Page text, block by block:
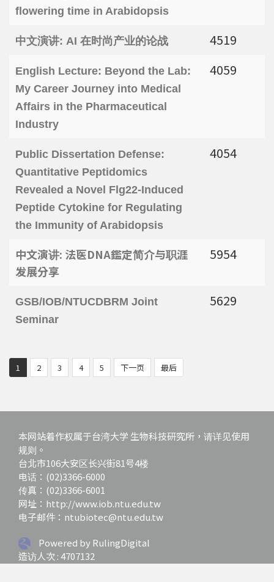
flowering time in Arabidopsis
中文演讲: AI 在时尚产业的论战 4519
English Lecture: Beyond the Lab:
My Career Journey into Medical
Affairs in the Pharmaceutical
Industry
4059
Public Dissertation Defense:
Quantitative Peptidomics
Revealed a Novel Flg22-Induced
Peptide Cytokine for Regulating
the Immunity of Arabidopsis
4054
中文演讲: 法医DNA鑑定简介与职涯
发展分享
5954
GSB/IOB/NTUCDBRM Joint
Seminar
5629
1 2 3 4 5 下一页 最后
本网站着作权属于台湾大学 生物科技研究所，请详见使用
规则。
台北市106大安区长兴街81号4楼
电话：(02)3366-6000
传真：(02)3366-6001
网址：http://www.iob.ntu.edu.tw
电子邮件：ntubiotec@ntu.edu.tw
Powered by RulingDigital
造访人次 : 4707132